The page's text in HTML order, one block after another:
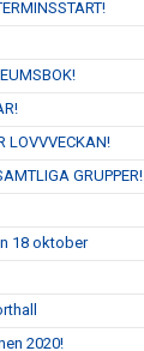
LOVVVECKAN!
GRUPPER!
18 oktober
2020!